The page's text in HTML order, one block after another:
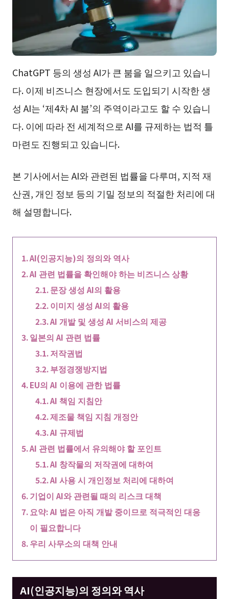
ChatGPT 등의 생성 AI가 큰 붐을 일으키고 있습니
다. 이제 비즈니스 현장에서도 도입되기 시작한 생
성 AI는 ‘제4차 AI 붐’의 주역이라고도 할 수 있습니
다. 이에 따라 전 세계적으로 AI를 규제하는 법적 틀
마련도 진행되고 있습니다.
본 기사에서는 AI와 관련된 법률을 다루며, 지적 재
산권, 개인 정보 등의 기밀 정보의 적절한 처리에 대
해 설명합니다.
AI(인공지능)의 정의와 역사
AI 관련 법률을 확인해야 하는 비즈니스 상황
문장 생성 AI의 활용
이미지 생성 AI의 활용
AI 개발 및 생성 AI 서비스의 제공
일본의 AI 관련 법률
저작권법
부정경쟁방지법
EU의 AI 이용에 관한 법률
AI 책임 지침안
제조물 책임 지침 개정안
AI 규제법
AI 관련 법률에서 유의해야 할 포인트
AI 창작물의 저작권에 대하여
AI 사용 시 개인정보 처리에 대하여
기업이 AI와 관련될 때의 리스크 대책
요약: AI 법은 아직 개발 중이므로 적극적인 대응
이 필요합니다
우리 사무소의 대책 안내
AI(인공지능)의 정의와 역사